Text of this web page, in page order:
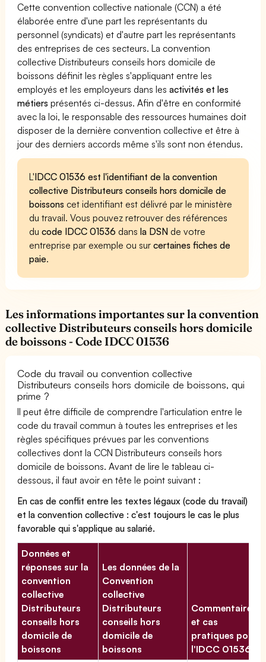
Cette convention collective nationale (CCN) a été
élaborée entre d'une part les représentants du
personnel (syndicats) et d'autre part les représentants
des entreprises de ces secteurs. La convention
collective Distributeurs conseils hors domicile de
boissons définit les règles s'appliquant entre les
employés et les employeurs dans lesactivités et les
métiers présentés ci-dessus. Afin d'être en conformité
avec la loi, le responsable des ressources humaines doit
disposer de la dernière convention collective et être à
jour des derniers accords même s'ils sont non étendus.
L'IDCC 01536 est l'identifiant de la convention
collective Distributeurs conseils hors domicile de
boissons cet identifiant est délivré par le ministère
du travail. Vous pouvez retrouver des références
ducode IDCC 01536 dansla DSN de votre
entreprise par exemple ou surcertaines fiches de
paie.
Les informations importantes sur la convention
collective Distributeurs conseils hors domicile
de boissons - Code IDCC 01536
Code du travail ou convention collective
Distributeurs conseils hors domicile de boissons, qui
prime ?
Il peut être difficile de comprendre l'articulation entre le
code du travail commun à toutes les entreprises et les
règles spécifiques prévues par les conventions
collectives dont la CCN Distributeurs conseils hors
domicile de boissons. Avant de lire le tableau ci-
dessous, il faut avoir en tête le point suivant :
En cas de conflit entre les textes légaux (code du travail)
et la convention collective : c'est toujours le cas le plus
favorable qui s'applique au salarié.
Données et
réponses sur la
convention
collective
Distributeurs
conseils hors
domicile de
boissons
Les données de la
Convention
collective
Distributeurs
conseils hors
domicile de
boissons
Commentaires
et cas
pratiques pour
l'IDCC 01536